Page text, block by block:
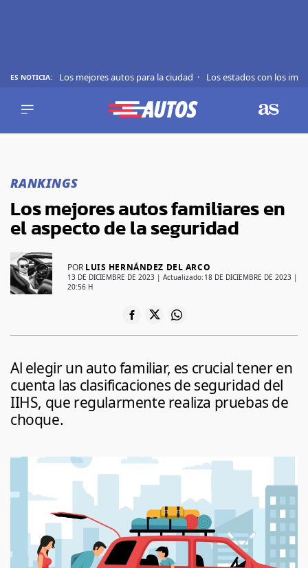
ES NOTICIA: Los mejores autos para la ciudad Los estados con los
REVIEWS
CURIOSIDADES
MARCAS
SÍGUENOS
RANKINGS
Los mejores autos familiares en
el aspecto de la seguridad
POR LUIS HERNÁNDEZ DEL ARCO
13 DE DICIEMBRE DE 2023 | Actualizado: 18 DE DICIEMBRE DE 2023 |
20:56 H
Al elegir un auto familiar, es crucial tener en
cuenta las clasificaciones de seguridad del
IIHS, que regularmente realiza pruebas de
choque.